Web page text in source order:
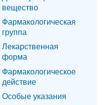
вещество
Фармакологическая
группа
Лекарственная
форма
Фармакологическое
действие
Особые указания